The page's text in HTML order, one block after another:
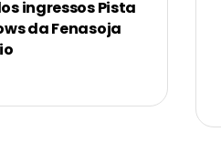
ingressos Pista
da Fenasoja